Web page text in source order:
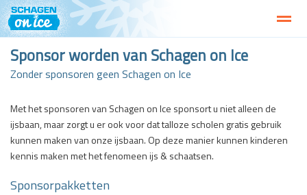
Welkom bij Schagen on Ice! Activiteiten Openingstijden 2025
Agenda Facebook Instagram
Sponsor worden van Schagen on Ice
Zonder sponsoren geen Schagen on Ice
Met het sponsoren van Schagen on Ice sponsort u niet alleen de
ijsbaan, maar zorgt u er ook voor dat talloze scholen gratis gebruik
kunnen maken van onze ijsbaan. Op deze manier kunnen kinderen
kennis maken met het fenomeen ijs & schaatsen.
Sponsorpakketten